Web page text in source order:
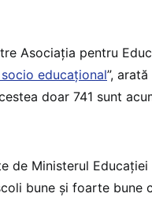
Asociația pentru
educațional”,
doar 741 sunt
de Ministerul
bune și foarte bune